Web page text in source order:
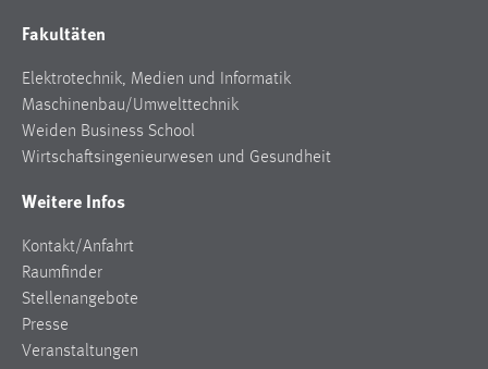
Fakultäten
Elektrotechnik, Medien und Informatik
Maschinenbau/Umwelttechnik
Weiden Business School
Wirtschaftsingenieurwesen und Gesundheit
Weitere Infos
Kontakt/Anfahrt
Raumfinder
Stellenangebote
Presse
Veranstaltungen
STATISTIK
Statistik Cookies erfassen Informationen anonym.
Diese Informationen helfen uns zu verstehen, wie
Matomo
Name:
_pk_ref, _pk_cvar, _pk_id, _pk_ses
Zweck: